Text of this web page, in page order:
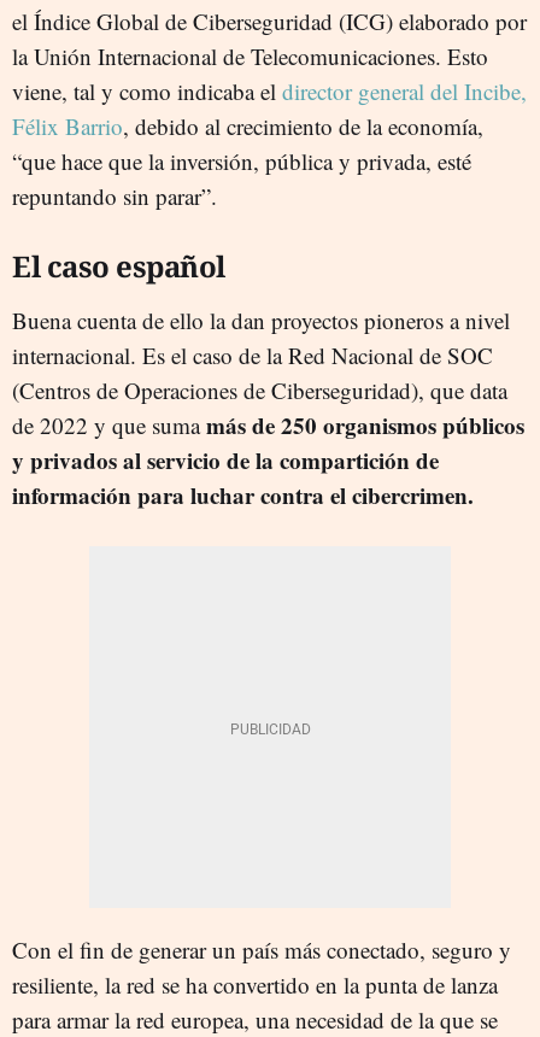
el Índice Global de Ciberseguridad (ICG) elaborado por
la Unión Internacional de Telecomunicaciones. Esto
viene, tal y como indicaba el director general del Incibe,
Félix Barrio, debido al crecimiento de la economía,
“que hace que la inversión, pública y privada, esté
repuntando sin parar”.
El caso español
Buena cuenta de ello la dan proyectos pioneros a nivel
internacional. Es el caso de la Red Nacional de SOC
(Centros de Operaciones de Ciberseguridad), que data
de 2022 y que sumamás de 250 organismos públicos
y privados al servicio de la compartición de
información para luchar contra el cibercrimen.
Con el fin de generar un país más conectado, seguro y
resiliente, la red se ha convertido en la punta de lanza
para armar la red europea, una necesidad de la que se